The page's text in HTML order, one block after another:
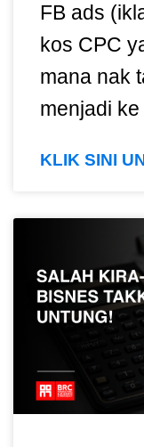
FB ads
kos CPC
mana nak
menjadi
KLIK SINI